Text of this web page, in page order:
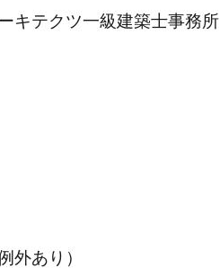
テクツ一級建築士事務所
あり）